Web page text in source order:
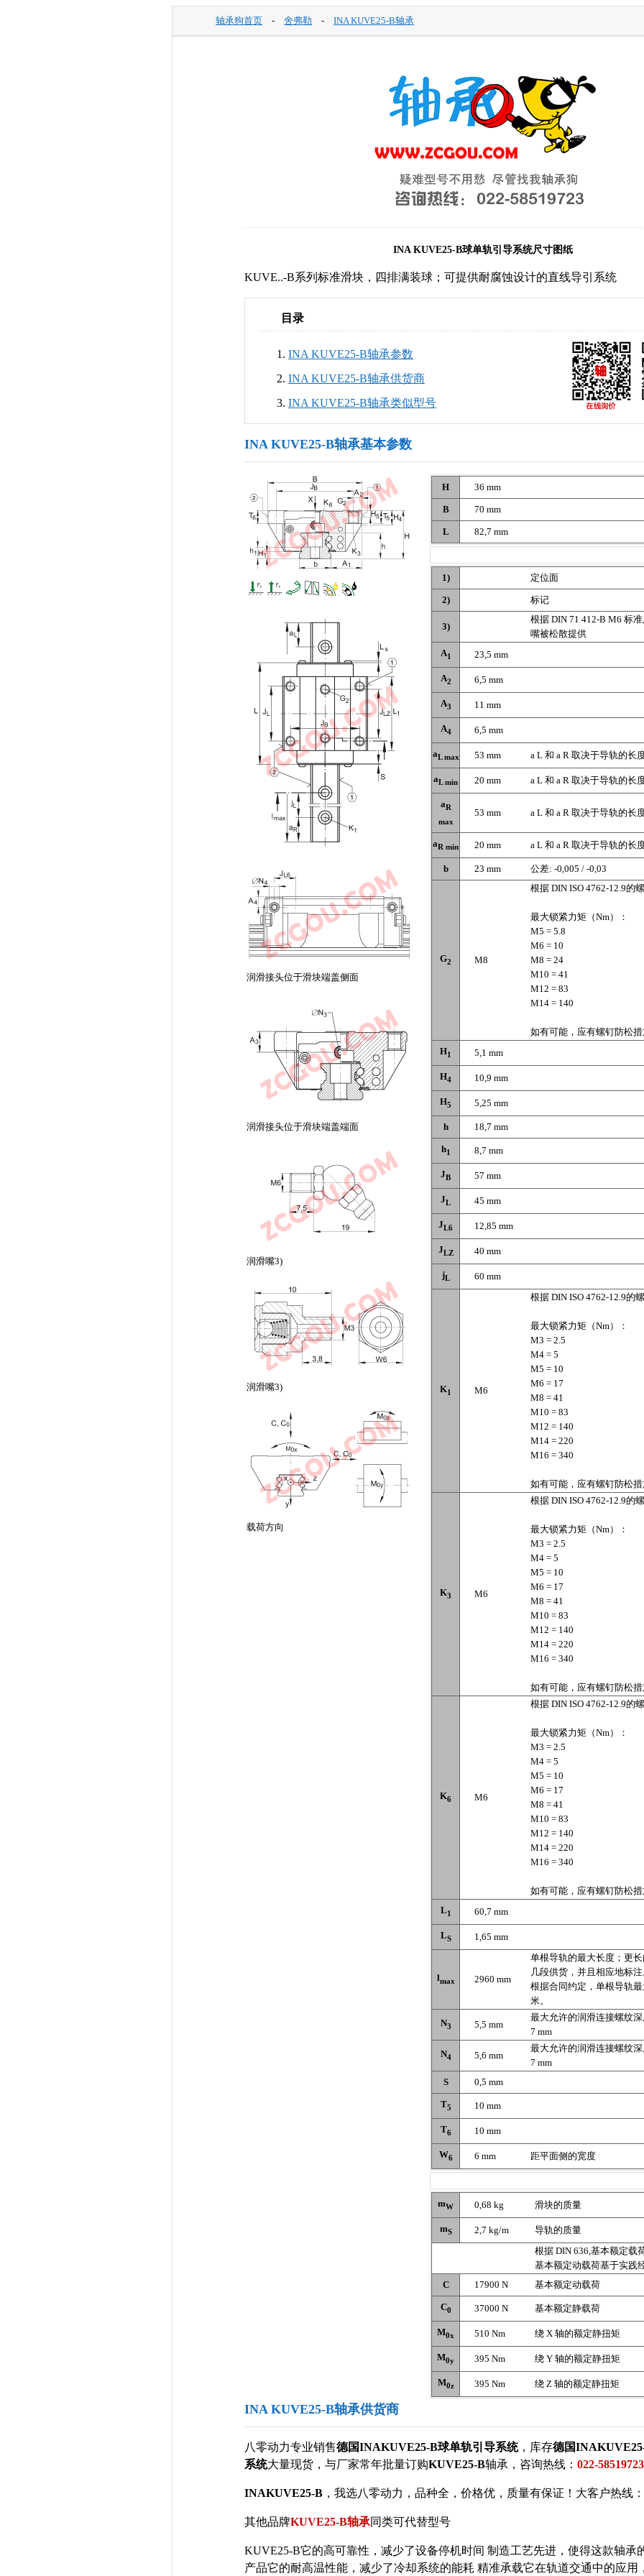
轴承狗首页 - 舍弗勒 - INA KUVE25-B轴承
INA KUVE25-B球单轨引导系统尺寸图纸
KUVE..-B系列标准滑块，四排满装球；可提供耐腐蚀设计的直线导引系统
目录
INA KUVE25-B轴承参数
INA KUVE25-B轴承供货商
INA KUVE25-B轴承类似型号
INA KUVE25-B轴承基本参数
润滑接头位于滑块端盖侧面
润滑接头位于滑块端盖端面
润滑嘴3)
润滑嘴3)
载荷方向
H 36 mm
B 70 mm
L 82,7 mm
1) 定位面
2) 标记
3)
根据 DIN 71 412-B M6 标
嘴被松散提供
A1 23,5 mm
A2 6,5 mm
A3 11 mm
A4 6,5 mm
aL max 53 mm a L 和 a R 取决于导轨的长
aL min 20 mm a L 和 a R 取决于导轨的长
aR
max
53 mm a L 和 a R 取决于导轨的长
aR min 20 mm a L 和 a R 取决于导轨的长
b 23 mm 公差: -0,005 / -0,03
G2 M8
根据 DIN ISO 4762-12.9的
最大锁紧力矩（Nm）：
M5 = 5.8
M6 = 10
M8 = 24
M10 = 41
M12 = 83
M14 = 140
如有可能，应有螺钉防松
H1 5,1 mm
H4 10,9 mm
H5 5,25 mm
h 18,7 mm
h1 8,7 mm
JB 57 mm
JL 45 mm
JL6 12,85 mm
JLZ 40 mm
jL 60 mm
K1 M6
根据 DIN ISO 4762-12.9的
最大锁紧力矩（Nm）：
M3 = 2.5
M4 = 5
M5 = 10
M6 = 17
M8 = 41
M10 = 83
M12 = 140
M14 = 220
M16 = 340
如有可能，应有螺钉防松
K3 M6
根据 DIN ISO 4762-12.9的
最大锁紧力矩（Nm）：
M3 = 2.5
M4 = 5
M5 = 10
M6 = 17
M8 = 41
M10 = 83
M12 = 140
M14 = 220
M16 = 340
如有可能，应有螺钉防松
K6 M6
根据 DIN ISO 4762-12.9的
最大锁紧力矩（Nm）：
M3 = 2.5
M4 = 5
M5 = 10
M6 = 17
M8 = 41
M10 = 83
M12 = 140
M14 = 220
M16 = 340
如有可能，应有螺钉防松
L1 60,7 mm
LS 1,65 mm
lmax 2960 mm
单根导轨的最大长度；更
几段供货，并且相应地标
根据合同约定，单根导轨
米。
N3 5,5 mm
最大允许的润滑连接螺纹
7 mm
N4 5,6 mm
最大允许的润滑连接螺纹
7 mm
S
0,5 mm
T5 10 mm
T6 10 mm
W6 6 mm 距平面侧的宽度
mW 0,68 kg 滑块的质量
mS 2,7 kg/m
导轨的质量
根据 DIN 636,基本额定载
基本额定动载荷基于实践
C
17900 N 基本额定动载荷
C0 37000 N 基本额定静载荷
M0x 510 Nm 绕 X 轴的额定静扭矩
M0y 395 Nm 绕 Y 轴的额定静扭矩
M0z 395 Nm 绕 Z 轴的额定静扭矩
INA KUVE25-B轴承供货商
八零动力专业销售德国INAKUVE25-B球单轨引导系统，库存德国
系统大量现货，与厂家常年批量订购KUVE25-B轴承，咨询热线： 022-58519723
INAKUVE25-B ，我选八零动力，品种全，价格优，质量有保证！大客户热线：
其他品牌KUVE25-B轴承同类可代替型号
KUVE25-B它的高可靠性，减少了设备停机时间 制造工艺先进，使得这款轴承
产品它的耐高温性能，减少了冷却系统的能耗 精准承载它在轨道交通中的应用